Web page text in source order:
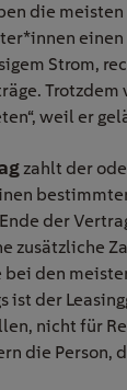
die
Strom,
weil er
zahlt der
der
zusätzliche
den
ist der
nicht für
die Person,